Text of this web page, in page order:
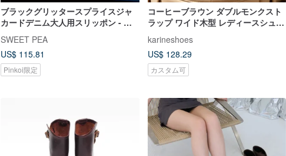
ブラックグリッタースプライスジャ
カードデニム大人用スリッポン - 満
SWEET PEA
US$ 115.81
Pinkoi限定
コーヒーブラウン ダブルモンクスト
ラップ ワイド木型 レディースシュー
karineshoes
US$ 128.29
カスタム可